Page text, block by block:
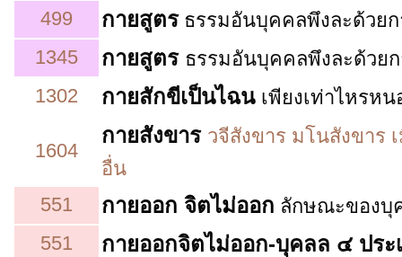
499
กายสูตรธรรมอันบุคคลพึงละด้วยก
1345
กายสูตร ธรรมอันบุคคลพึงละด้วย
1302
กายสักขีเป็นไฉน เพียงเท่าไหรห
1604
กายสังขาร วจีสังขาร มโนสังขาร
อื่น
551
กายออก จิตไม่ออก ลักษณะของบุ
551
กายออกจิตไม่ออก-บุคลล ๔ ปร